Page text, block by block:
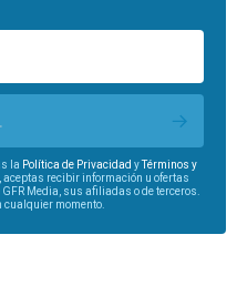
la Política de Privacidad yTérminos y
aceptas recibir información u ofertas
Media, sus afiliadas o de terceros.
cualquier momento.